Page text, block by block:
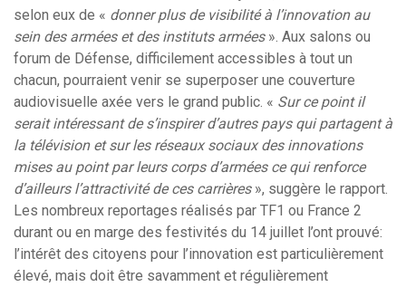
selon eux de « donner plus de visibilité à l’innovation au
sein des armées et des instituts armées». Aux salons ou
forum de Défense, difficilement accessibles à tout un
chacun, pourraient venir se superposer une couverture
audiovisuelle axée vers le grand public. « Sur ce point il
serait intéressant de s’inspirer d’autres pays qui partagent à
la télévision et sur les réseaux sociaux des innovations
mises au point par leurs corps d’armées ce qui renforce
d’ailleurs l’attractivité de ces carrières», suggère le rapport.
Les nombreux reportages réalisés par TF1 ou France 2
durant ou en marge des festivités du 14 juillet l’ont prouvé:
l’intérêt des citoyens pour l’innovation est particulièrement
élevé, mais doit être savamment et régulièrement